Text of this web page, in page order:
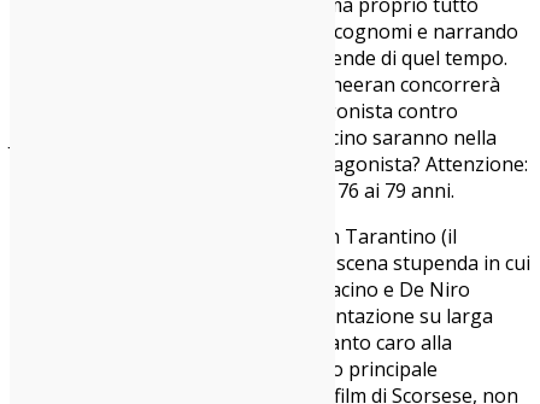
senza perdere pezzi, facendo nomi, cognomi e narrando
senza troppo enfatizzare le reali vicende di quel tempo.
Robert De Niro nei panni di Frank Sheeran concorrerà
all’Oscar come miglior attore protagonista contro
Joaquin Phoenix? E Joe Pesci e Al Pacino saranno nella
cinquina del miglior attore non protagonista? Attenzione:
stiamo parlando di un’età che va dai 76 ai 79 anni.
Ci sono citazioni e omaggi a Quentin Tarantino (il
maestro che elogia l’allievo), c’è una scena stupenda in cui
vedrete un abbraccio fraterno tra Pacino e De Niro
(entrambi in pigiama), c’è la sperimentazione su larga
scala del ringiovanimento digitale, tanto caro alla
Marvel/Disney quanto, quindi, al loro principale
detrattore. Sicuramente, come ogni film di Scorsese, non